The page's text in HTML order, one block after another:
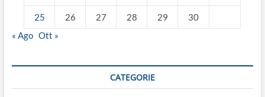
25 26 27 28 29
30
« Ago Ott »
CATEGORIE